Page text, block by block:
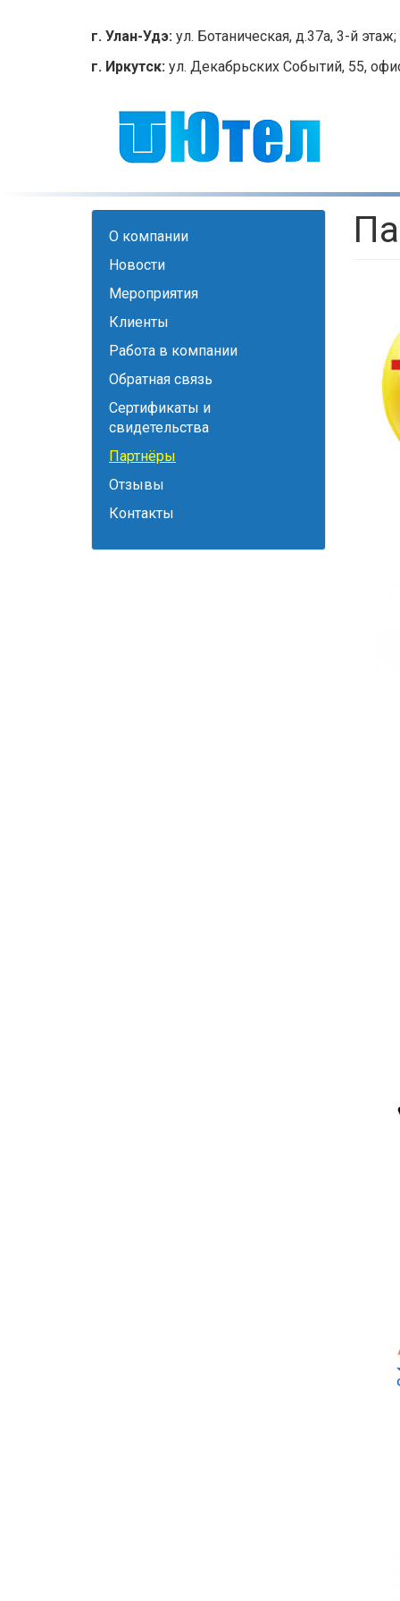
г. Улан-Удэ: ул. Ботаническая, д.37а, 3-й
г. Иркутск: ул. Декабрьских Событий, 55,
О компании
Новости
Мероприятия
Клиенты
Работа в компании
Обратная связь
Сертификаты и
свидетельства
Партнёры
Отзывы
Контакты